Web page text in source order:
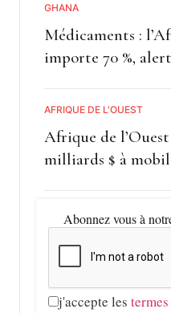
GHANA
Médicaments :
importe 70 %,
AFRIQUE DE L'OUEST
Afrique de l’Ouest
milliards $ à
Abonnez vous à
j'accepte les